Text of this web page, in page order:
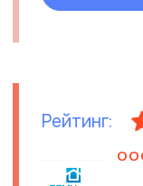
Рейтинг: